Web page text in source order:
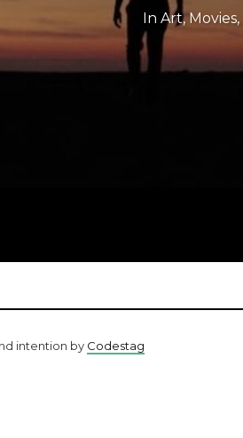
In Art, Movies,
intention by Codestag